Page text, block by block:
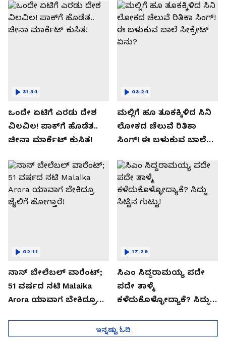
ಒಂದೇ ಏಟಿಗೆ ಎರಡು ದೇಶ
ವಿಲವಿಲ! ಪಾಕ್​​ಗೆ ಹೊಡೆತ..
ಚೀನಾ ಮಾರ್ಕೆಟ್​ ಕುಸಿತ!
31:34
ಮಲ್ಲಿಗೆ ಹೂ ತೂಕಕ್ಕಿಳಿದ ಸಿನಿ
ಲೋಕದ ಚೆಲುವೆ ರಿತಿಕಾ
ಸಿಂಗ್!‌ ಈ ಬಳುಕುವ ಬಾಲೆ
03:24
ನಾನ್ ಬೇಲೆಬಲ್ ವಾರೆಂಟ್;
51 ವರ್ಷದ ನಟಿ Malaika
Arora ಯಾವಾಗ ಬೇಕಿದ್ರೂ
02:11
ಸಿಎಂ ಸಿದ್ದರಾಮಯ್ಯ ಪದೇ
ಪದೇ ತಾಳ್ಮೆ
ಕಳೆದುಕೊಳ್ಳೋದ್ಯಾಕೆ? ಸಿದ್ದು
17:29
ಇನ್ನಷ್ಟು ಓದಿ